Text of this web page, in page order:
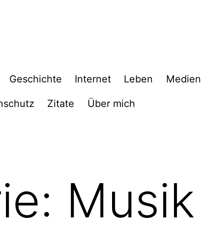
Geschichte Internet Leben Medien
Zitate Über mich
Musik